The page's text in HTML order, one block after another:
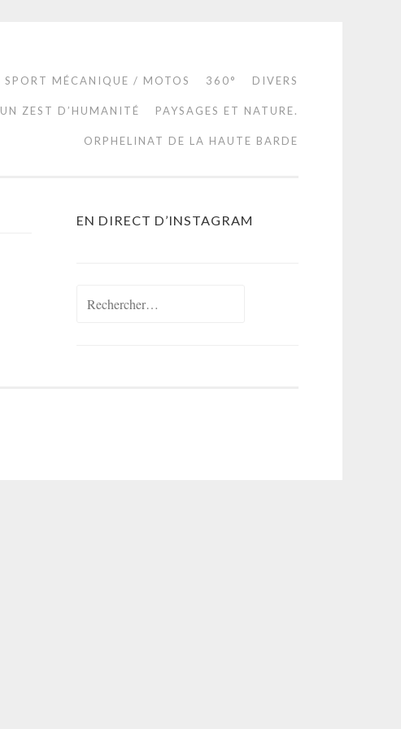
SPORT MÉCANIQUE / MOTOS 360° DIVERS
UN ZEST D’HUMANITÉ PAYSAGES ET NATURE.
ORPHELINAT DE LA HAUTE BARDE
EN DIRECT D’INSTAGRAM